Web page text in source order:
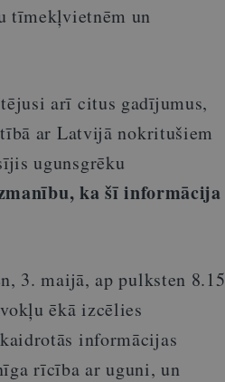
tīmekļvietnēm un
arī citus gadījumus,
ar Latvijā nokritušiem
ugunsgrēku
ka šī informācija
3. maijā, ap pulksten 8.15
ēkā izcēlies
informācijas
rīcība ar uguni, un